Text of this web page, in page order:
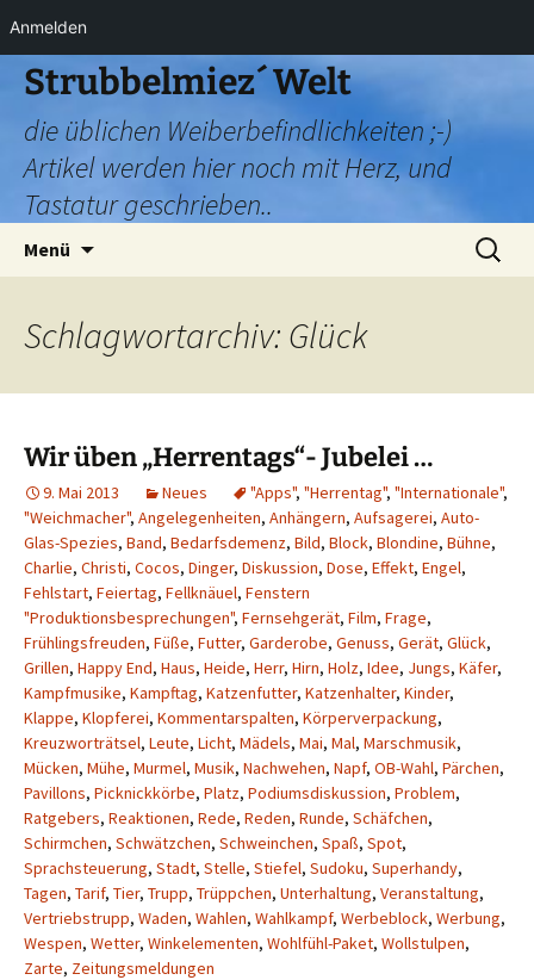
Anmelden
Zum
Inhalt
springen
Strubbelmiez´ Welt
die üblichen Weiberbefindlichkeiten ;-)
Artikel werden hier noch mit Herz, und
Tastatur geschrieben..
Menü
Suchen
nach:
Schlagwortarchiv: Glück
Wir üben „Herrentags“- Jubelei …
9. Mai 2013 Neues "Apps", "Herrentag", "Internationale",
"Weichmacher", Angelegenheiten, Anhängern, Aufsagerei, Auto-
Glas-Spezies, Band, Bedarfsdemenz, Bild, Block, Blondine, Bühne,
Charlie, Christi, Cocos, Dinger, Diskussion, Dose, Effekt, Engel,
Fehlstart, Feiertag, Fellknäuel, Fenstern
"Produktionsbesprechungen", Fernsehgerät, Film, Frage,
Frühlingsfreuden, Füße, Futter, Garderobe, Genuss, Gerät, Glück,
Grillen, Happy End, Haus, Heide, Herr, Hirn, Holz, Idee, Jungs, Käfer,
Kampfmusike, Kampftag, Katzenfutter, Katzenhalter, Kinder,
Klappe, Klopferei, Kommentarspalten, Körperverpackung,
Kreuzworträtsel, Leute, Licht, Mädels, Mai, Mal, Marschmusik,
Mücken, Mühe, Murmel, Musik, Nachwehen, Napf, OB-Wahl, Pärchen,
Pavillons, Picknickkörbe, Platz, Podiumsdiskussion, Problem,
Ratgebers, Reaktionen, Rede, Reden, Runde, Schäfchen,
Schirmchen, Schwätzchen, Schweinchen, Spaß, Spot,
Sprachsteuerung, Stadt, Stelle, Stiefel, Sudoku, Superhandy,
Tagen, Tarif, Tier, Trupp, Trüppchen, Unterhaltung, Veranstaltung,
Vertriebstrupp, Waden, Wahlen, Wahlkampf, Werbeblock, Werbung,
Wespen, Wetter, Winkelementen, Wohlfühl-Paket, Wollstulpen,
Zarte, Zeitungsmeldungen